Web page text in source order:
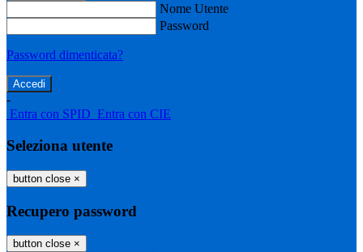
Nome Utente
Password
Password dimenticata?
-
Entra con SPID Entra con CIE
Seleziona utente
button close ×
Recupero password
button close ×